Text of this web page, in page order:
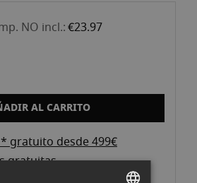
NO incl. €23.97
AL CARRITO
gratuito desde 499€
gratuitas